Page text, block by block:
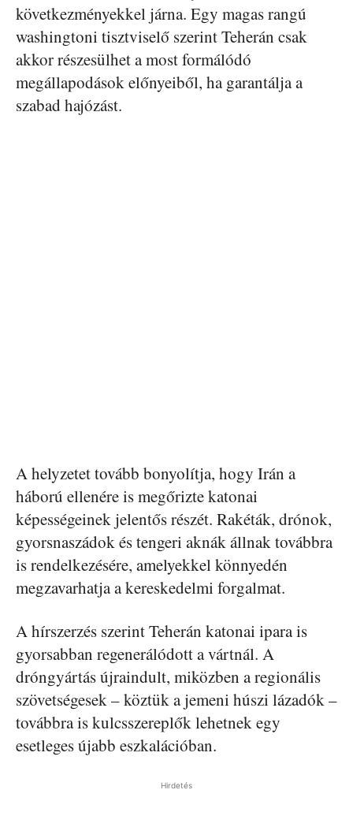
következményekkel járna. Egy magas rangú
washingtoni tisztviselő szerint Teherán csak
akkor részesülhet a most formálódó
megállapodások előnyeiből, ha garantálja a
szabad hajózást.
A helyzetet tovább bonyolítja, hogy Irán a
háború ellenére is megőrizte katonai
képességeinek jelentős részét. Rakéták, drónok,
gyorsnaszádok és tengeri aknák állnak továbbra
is rendelkezésére, amelyekkel könnyedén
megzavarhatja a kereskedelmi forgalmat.
A hírszerzés szerint Teherán katonai ipara is
gyorsabban regenerálódott a vártnál. A
dróngyártás újraindult, miközben a regionális
szövetségesek – köztük a jemeni húszi lázadók –
továbbra is kulcsszereplők lehetnek egy
esetleges újabb eszkalációban.
Hirdetés